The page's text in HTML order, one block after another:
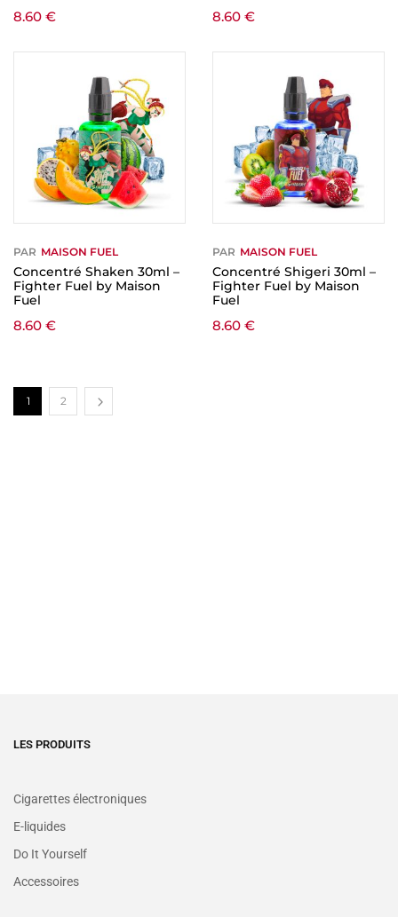
8.60 € 8.60 €
PAR MAISON FUEL
Concentré Shaken 30ml –
Fighter Fuel by Maison
Fuel
8.60 €
PAR MAISON FUEL
Concentré Shigeri 30ml –
Fighter Fuel by Maison
Fuel
8.60 €
1 2
LES PRODUITS
Cigarettes électroniques
E-liquides
Do It Yourself
Accessoires